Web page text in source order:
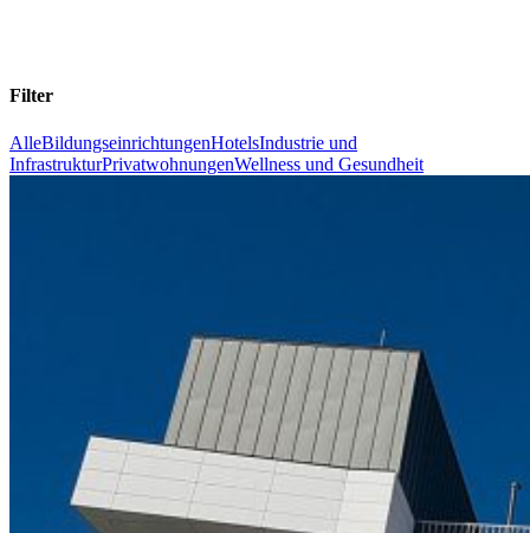
Filter
AlleBildungseinrichtungenHotelsIndustrie und
InfrastrukturPrivatwohnungenWellness und Gesundheit